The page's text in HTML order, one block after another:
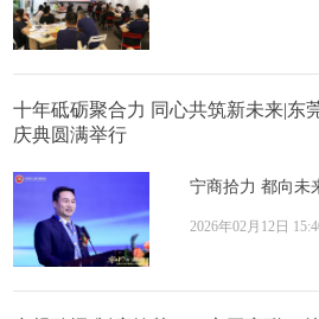
十年砥砺聚合力 同心共筑新未来|东
庆典圆满举行
宁商拾力 都向未
2026年02月12日